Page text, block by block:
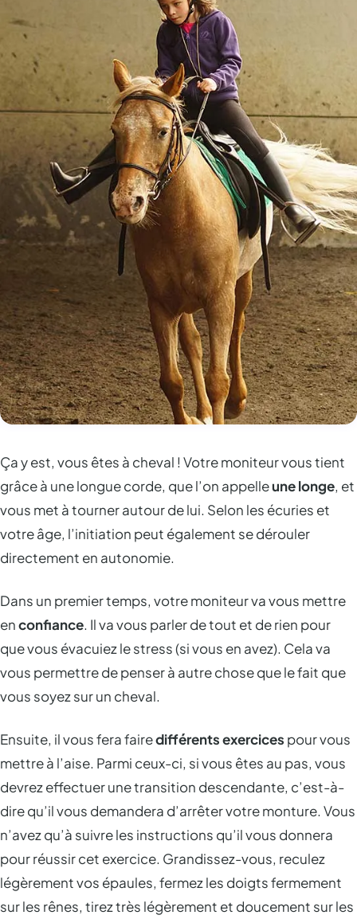
Ça y est, vous êtes à cheval ! Votre moniteur vous tient
grâce à une longue corde, que l’on appelleune longe, et
vous met à tourner autour de lui. Selon les écuries et
votre âge, l’initiation peut également se dérouler
directement en autonomie.
Dans un premier temps, votre moniteur va vous mettre
enconfiance. Il va vous parler de tout et de rien pour
que vous évacuiez le stress (si vous en avez). Cela va
vous permettre de penser à autre chose que le fait que
vous soyez sur un cheval.
Ensuite, il vous fera fairedifférents exercices pour vous
mettre à l’aise. Parmi ceux-ci, si vous êtes au pas, vous
devrez effectuer une transition descendante, c’est-à-
dire qu’il vous demandera d’arrêter votre monture. Vous
n’avez qu’à suivre les instructions qu’il vous donnera
pour réussir cet exercice. Grandissez-vous, reculez
légèrement vos épaules, fermez les doigts fermement
sur les rênes, tirez très légèrement et doucement sur les